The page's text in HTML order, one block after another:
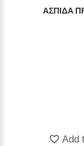
ΑΣΠΊΔΑ
Add